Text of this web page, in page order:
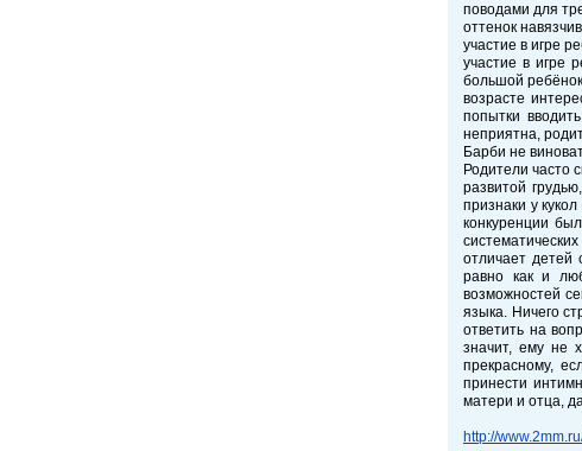
поводами для
оттенок
участие в игре
участие в игре
большой
возрасте
попытки
неприятна,
Барби не
Родители часто
развитой
признаки у
конкуренции
отличает детей
равно как и
возможностей
языка. Ничего
ответить на
значит, ему не
прекрасному,
принести
матери и отца,
http://